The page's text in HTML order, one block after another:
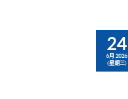
24
6月 2026
(星期三)